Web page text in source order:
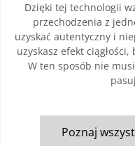
Dzięki tej technologii
przechodzenia z
uzyskać autentyczny i
uzyskasz efekt
W ten sposób nie
Poznaj